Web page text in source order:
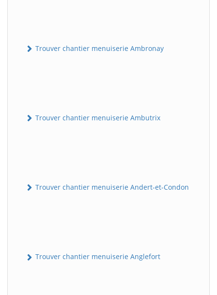
Trouver chantier menuiserie Ambronay
Trouver chantier menuiserie Ambutrix
Trouver chantier menuiserie Andert-et-Condon
Trouver chantier menuiserie Anglefort